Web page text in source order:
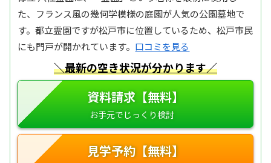
た、フランス風の幾何学模様の庭園が人気の公園墓地で
す。都立霊園ですが松戸市に位置しているため、松戸市民
にも門戸が開かれています。 口コミを見る
＼最新の空き状況が分かります／
資料請求【無料】
見学予約【無料】